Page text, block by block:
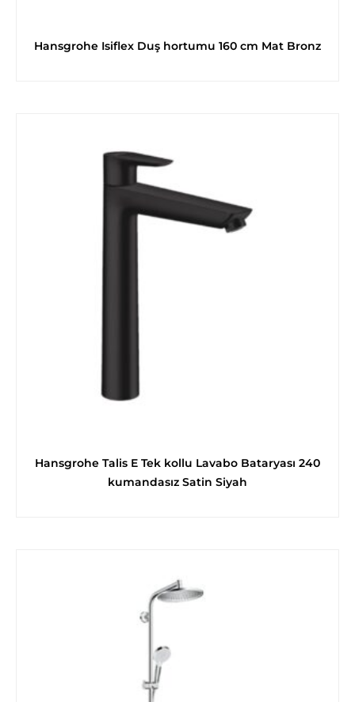
Hansgrohe Isiflex Duş hortumu 160 cm Mat Bronz
Hansgrohe Talis E Tek kollu Lavabo Bataryası 240
kumandasız Satin Siyah